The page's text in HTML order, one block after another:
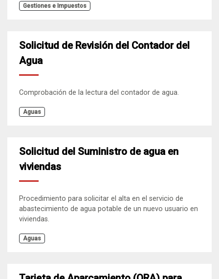
Gestiones e Impuestos
Solicitud de Revisión del Contador del
Agua
Comprobación de la lectura del contador de agua.
Aguas
Solicitud del Suministro de agua en
viviendas
Procedimiento para solicitar el alta en el servicio de
abastecimiento de agua potable de un nuevo usuario en
viviendas.
Aguas